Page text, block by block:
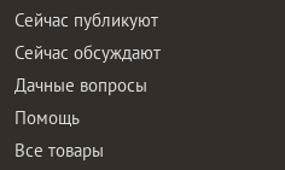
Сейчас публикуют
Сейчас обсуждают
Дачные вопросы
Помощь
Все товары